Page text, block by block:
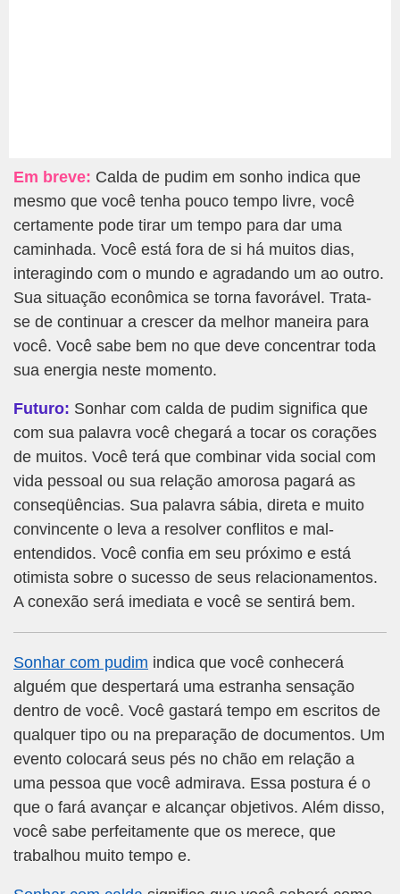
Em breve: Calda de pudim em sonho indica que
mesmo que você tenha pouco tempo livre, você
certamente pode tirar um tempo para dar uma
caminhada. Você está fora de si há muitos dias,
interagindo com o mundo e agradando um ao outro.
Sua situação econômica se torna favorável. Trata-
se de continuar a crescer da melhor maneira para
você. Você sabe bem no que deve concentrar toda
sua energia neste momento.
Futuro: Sonhar com calda de pudim significa que
com sua palavra você chegará a tocar os corações
de muitos. Você terá que combinar vida social com
vida pessoal ou sua relação amorosa pagará as
conseqüências. Sua palavra sábia, direta e muito
convincente o leva a resolver conflitos e mal-
entendidos. Você confia em seu próximo e está
otimista sobre o sucesso de seus relacionamentos.
A conexão será imediata e você se sentirá bem.
Sonhar com pudim indica que você conhecerá
alguém que despertará uma estranha sensação
dentro de você. Você gastará tempo em escritos de
qualquer tipo ou na preparação de documentos. Um
evento colocará seus pés no chão em relação a
uma pessoa que você admirava. Essa postura é o
que o fará avançar e alcançar objetivos. Além disso,
você sabe perfeitamente que os merece, que
trabalhou muito tempo e.